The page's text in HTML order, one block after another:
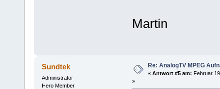
Martin
Sundtek
Administrator
Hero Member
Re: AnalogTV MPEG
« Antwort #5 am: Februar
»